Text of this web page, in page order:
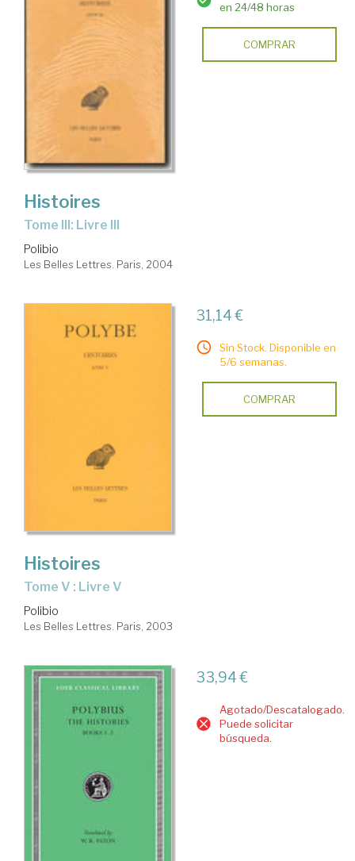
en 24/48 horas
COMPRAR
Histoires
Tome III: Livre III
Polibio
Les Belles Lettres. Paris, 2004
31,14 €
Sin Stock. Disponible en
5/6 semanas.
COMPRAR
Histoires
Tome V : Livre V
Polibio
Les Belles Lettres. Paris, 2003
33,94 €
Agotado/Descatalogado.
Puede solicitar
búsqueda.